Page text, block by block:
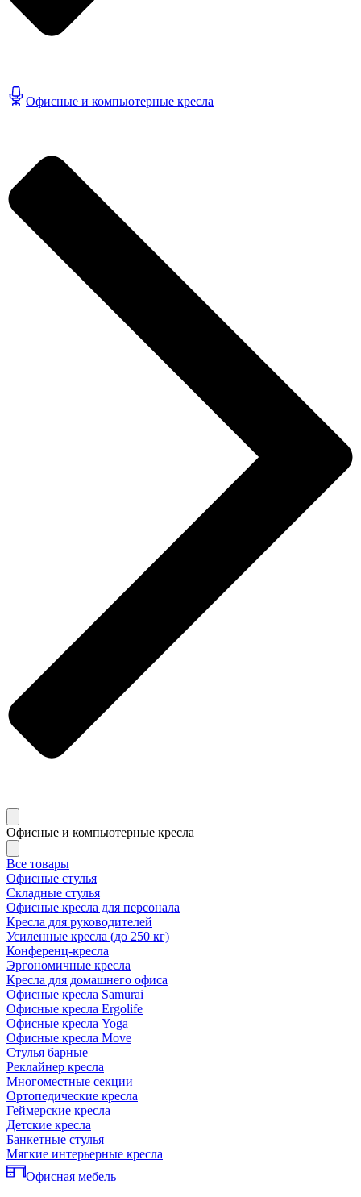
Офисные и компьютерные кресла
Офисные и компьютерные кресла
Все товары
Офисные стулья
Складные стулья
Офисные кресла для персонала
Кресла для руководителей
Усиленные кресла (до 250 кг)
Конференц-кресла
Эргономичные кресла
Кресла для домашнего офиса
Офисные кресла Samurai
Офисные кресла Ergolife
Офисные кресла Yoga
Офисные кресла Move
Стулья барные
Реклайнер кресла
Многоместные секции
Ортопедические кресла
Геймерские кресла
Детские кресла
Банкетные стулья
Мягкие интерьерные кресла
Офисная мебель